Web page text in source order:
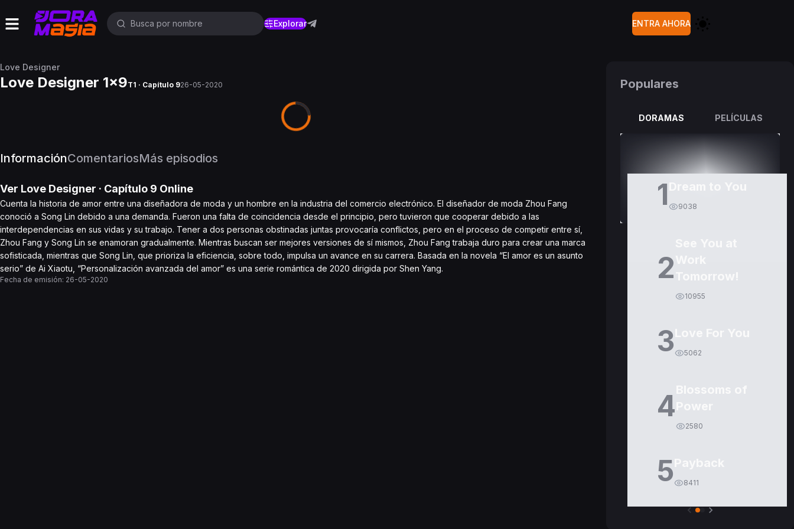
Explorar ENTRA AHORA
Love Designer
Love Designer 1x9T1 · Capítulo 926-05-2020
InformaciónComentariosMás episodios
Ver Love Designer · Capítulo 9 Online
Cuenta la historia de amor entre una diseñadora de moda y un hombre en la industria del comercio electrónico. El diseñador de moda Zhou Fang
conoció a Song Lin debido a una demanda. Fueron una falta de coincidencia desde el principio, pero tuvieron que cooperar debido a las
interdependencias en sus vidas y su trabajo. Tener a dos personas obstinadas juntas provocaría conflictos, pero en el proceso de competir entre sí,
Zhou Fang y Song Lin se enamoran gradualmente. Mientras buscan ser mejores versiones de sí mismos, Zhou Fang trabaja duro para crear una marca
sofisticada, mientras que Song Lin, que prioriza la eficiencia, sobre todo, impulsa un avance en su carrera. Basada en la novela “El amor es un asunto
serio” de Ai Xiaotu, “Personalización avanzada del amor” es una serie romántica de 2020 dirigida por Shen Yang.
Fecha de emisión: 26-05-2020
Populares
DORAMAS PELÍCULAS
1 9038
2
10955
3 5062
4
2580
5 8411